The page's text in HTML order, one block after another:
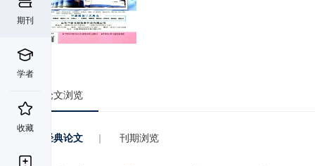
期刊
学者
收藏
论文浏览
经典论文 | 刊期浏览